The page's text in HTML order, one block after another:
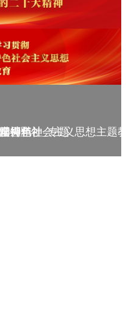
周年
会精神_专题
--理论
神
特色社会主义思想主题